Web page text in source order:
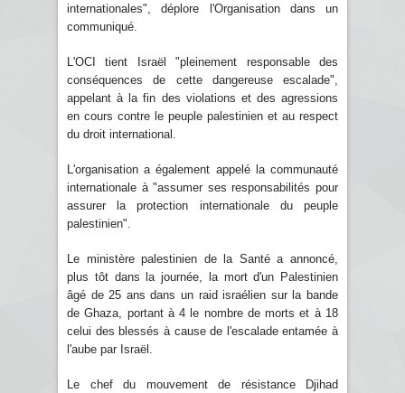
internationales", déplore l'Organisation dans un
communiqué.
L'OCI tient Israël "pleinement responsable des
conséquences de cette dangereuse escalade",
appelant à la fin des violations et des agressions
en cours contre le peuple palestinien et au respect
du droit international.
L'organisation a également appelé la communauté
internationale à "assumer ses responsabilités pour
assurer la protection internationale du peuple
palestinien".
Le ministère palestinien de la Santé a annoncé,
plus tôt dans la journée, la mort d'un Palestinien
âgé de 25 ans dans un raid israélien sur la bande
de Ghaza, portant à 4 le nombre de morts et à 18
celui des blessés à cause de l'escalade entamée à
l'aube par Israël.
Le chef du mouvement de résistance Djihad